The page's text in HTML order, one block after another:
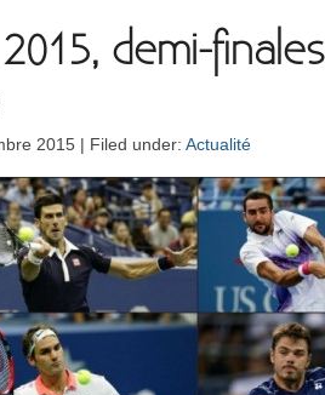
demi-
2015 | Filed under: Actualité